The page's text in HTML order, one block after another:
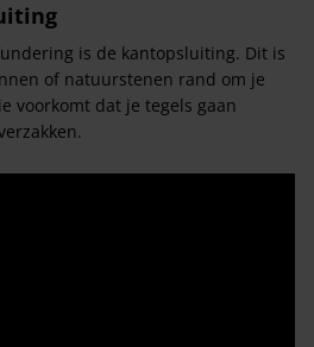
is de kantopsluiting. Dit is
of natuurstenen rand om je
voorkomt dat je tegels gaan